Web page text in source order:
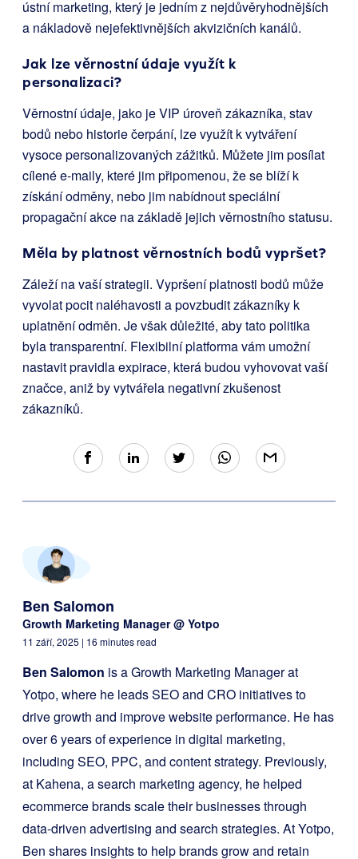
ústní marketing, který je jedním z nejdůvěryhodnějších
a nákladově nejefektivnějších akvizičních kanálů.
Jak lze věrnostní údaje využít k
personalizaci?
Věrnostní údaje, jako je VIP úroveň zákazníka, stav
bodů nebo historie čerpání, lze využít k vytváření
vysoce personalizovaných zážitků. Můžete jim posílat
cílené e-maily, které jim připomenou, že se blíží k
získání odměny, nebo jim nabídnout speciální
propagační akce na základě jejich věrnostního statusu.
Měla by platnost věrnostních bodů vypršet?
Záleží na vaší strategii. Vypršení platnosti bodů může
vyvolat pocit naléhavosti a povzbudit zákazníky k
uplatnění odměn. Je však důležité, aby tato politika
byla transparentní. Flexibilní platforma vám umožní
nastavit pravidla expirace, která budou vyhovovat vaší
značce, aniž by vytvářela negativní zkušenost
zákazníků.
Ben Salomon
Growth Marketing Manager @ Yotpo
11 září, 2025 | 16 minutes read
Ben Salomon is a Growth Marketing Manager at
Yotpo, where he leads SEO and CRO initiatives to
drive growth and improve website performance. He has
over 6 years of experience in digital marketing,
including SEO, PPC, and content strategy. Previously,
at Kahena, a search marketing agency, he helped
ecommerce brands scale their businesses through
data-driven advertising and search strategies. At Yotpo,
Ben shares insights to help brands grow and retain